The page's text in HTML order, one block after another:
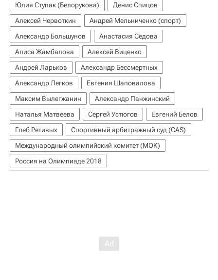
Юлия Ступак (Белорукова)
Денис Спицов
Алексей Червоткин
Андрей Мельниченко (спорт)
Александр Большунов
Анастасия Седова
Алиса Жамбалова
Алексей Виценко
Андрей Ларьков
Александр Бессмертных
Александр Легков
Евгения Шаповалова
Максим Вылегжанин
Александр Панжинский
Наталья Матвеева
Сергей Устюгов
Евгений Белов
Глеб Ретивых
Спортивный арбитражный суд (CAS)
Международный олимпийский комитет (МОК)
Россия на Олимпиаде 2018